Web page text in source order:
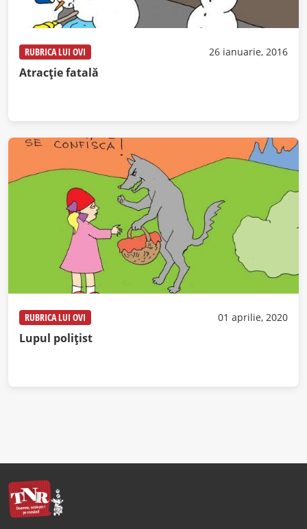
RUBRICA LUI OVI 26 ianuarie, 2016
Atracție fatală
RUBRICA LUI OVI 01 aprilie, 2020
Lupul poliţist